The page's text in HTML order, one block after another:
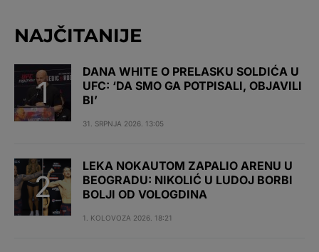
NAJČITANIJE
DANA WHITE O PRELASKU SOLDIĆA U
UFC: ‘DA SMO GA POTPISALI, OBJAVILI
BI’
31. SRPNJA 2026. 13:05
LEKA NOKAUTOM ZAPALIO ARENU U
BEOGRADU: NIKOLIĆ U LUDOJ BORBI
BOLJI OD VOLOGDINA
1. KOLOVOZA 2026. 18:21